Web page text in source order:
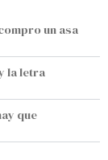
un asa
la letra
que